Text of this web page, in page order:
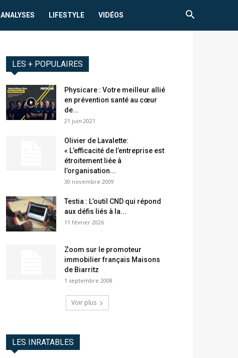
ANALYSES LIFESTYLE VIDÉOS
LES + POPULAIRES
Physicare : Votre meilleur allié
en prévention santé au cœur
de...
21 juin 2021
Olivier de Lavalette:
« L’efficacité de l’entreprise est
étroitement liée à
l’organisation...
30 novembre 2009
Testia : L’outil CND qui répond
aux défis liés à la...
11 février 2026
Zoom sur le promoteur
immobilier français Maisons
de Biarritz
1 septembre 2008
Voir plus
LES INRATABLES